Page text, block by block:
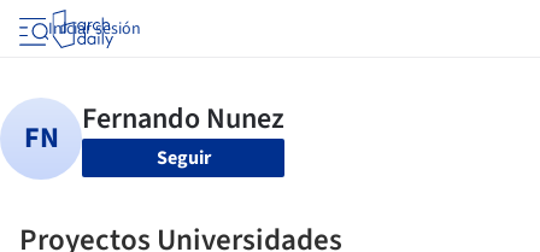
Iniciar sesión
Seguir
Proyectos Universidades